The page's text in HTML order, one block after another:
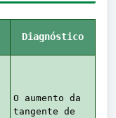
Diagnóstico
O aumento da
tangente de